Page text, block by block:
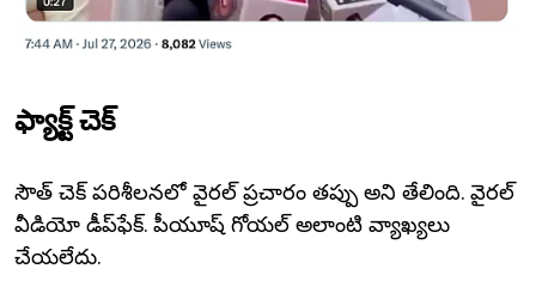
ఫ్యాక్ట్ చెక్
సౌత్ చెక్ పరిశీలనలో వైరల్ ప్రచారం తప్పు అని తేలింది. వైరల్
వీడియో డీప్‌ఫేక్. పీయూష్ గోయల్ అలాంటి వ్యాఖ్యలు
చేయలేదు.